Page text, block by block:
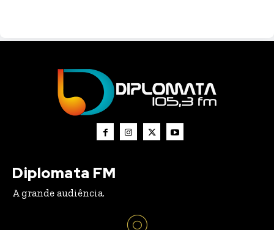
Diplomata FM
A grande audiência.